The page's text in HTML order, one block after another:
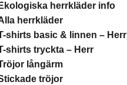
Ekologiska herrkläder info
herrkläder
shirts basic & linnen – Herr
shirts tryckta – Herr
långärm
tröjor